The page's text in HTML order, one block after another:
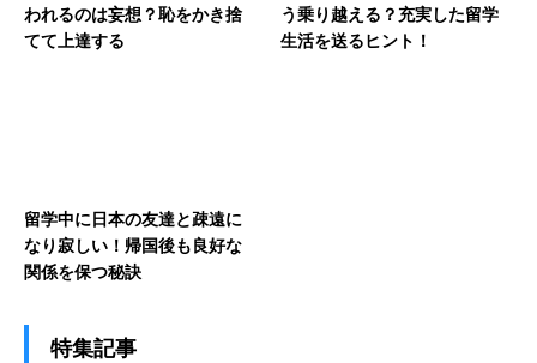
われるのは妄想？恥をかき捨
てて上達する
う乗り越える？充実した留学
生活を送るヒント！
留学中に日本の友達と疎遠に
なり寂しい！帰国後も良好な
関係を保つ秘訣
特集記事